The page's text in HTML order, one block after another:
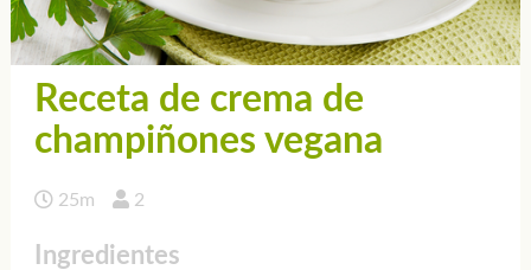
Receta de crema de
champiñones vegana
25m 2
Ingredientes